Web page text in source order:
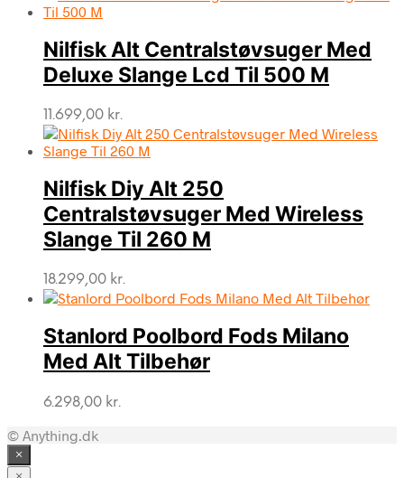
16.999,00 kr..12.999,00 kr..
Nilfisk Alt Centralstøvsuger Med
Deluxe Slange Lcd Til 500 M
11.699,00 kr.
Nilfisk Diy Alt 250
Centralstøvsuger Med Wireless
Slange Til 260 M
18.299,00 kr.
Stanlord Poolbord Fods Milano
Med Alt Tilbehør
6.298,00 kr.
© Anything.dk
×